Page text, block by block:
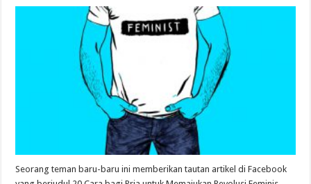
Seorang teman baru-baru ini memberikan tautan artikel di Facebook